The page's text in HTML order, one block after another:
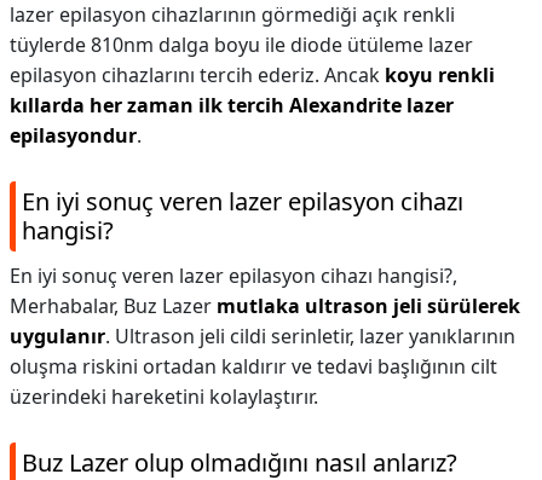
lazer epilasyon cihazlarının görmediği açık renkli
tüylerde 810nm dalga boyu ile diode ütüleme lazer
epilasyon cihazlarını tercih ederiz. Ancak koyu renkli
kıllarda her zaman ilk tercih Alexandrite lazer
epilasyondur.
En iyi sonuç veren lazer epilasyon cihazı
hangisi?
En iyi sonuç veren lazer epilasyon cihazı hangisi?,
Merhabalar, Buz Lazer mutlaka ultrason jeli sürülerek
uygulanır. Ultrason jeli cildi serinletir, lazer yanıklarının
oluşma riskini ortadan kaldırır ve tedavi başlığının cilt
üzerindeki hareketini kolaylaştırır.
Buz Lazer olup olmadığını nasıl anlarız?